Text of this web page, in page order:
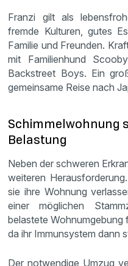
Franzi gilt als
fremde Kulturen, gutes
Familie und Freunden.
mit Familienhund
Backstreet Boys. Ein
gemeinsame Reise nach
Schimmelwohnung
Belastung
Neben der schweren
weiteren
sie ihre Wohnung
einer möglichen
belastete Wohnumgebung
da ihr Immunsystem dann
Der notwendige Umzug